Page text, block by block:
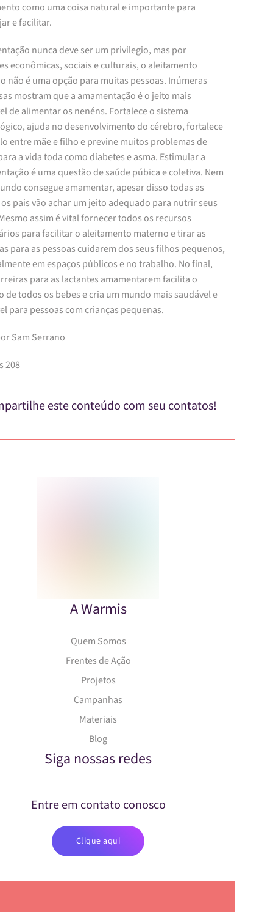
como uma coisa natural e importante para
e facilitar.
nunca deve ser um privilegio, mas por
econômicas, sociais e culturais, o aleitamento
não é uma opção para muitas pessoas. Inúmeras
mostram que a amamentação é o jeito mais
de alimentar os nenéns. Fortalece o sistema
ajuda no desenvolvimento do cérebro, fortalece
entre mãe e filho e previne muitos problemas de
a vida toda como diabetes e asma. Estimular a
é uma questão de saúde púbica e coletiva. Nem
consegue amamentar, apesar disso todas as
os pais vão achar um jeito adequado para nutrir seus
assim é vital fornecer todos os recursos
para facilitar o aleitamento materno e tirar as
para as pessoas cuidarem dos seus filhos pequenos,
em espaços públicos e no trabalho. No final,
para as lactantes amamentarem facilita o
de todos os bebes e cria um mundo mais saudável e
para pessoas com crianças pequenas.
Sam Serrano
208
este conteúdo com seu contatos!
A Warmis
Quem Somos
Frentes de Ação
Projetos
Campanhas
Materiais
Blog
Siga nossas redes
Entre em contato conosco
Clique aqui